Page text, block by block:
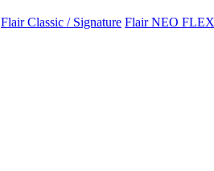
Flair Classic / Signature Flair NEO FLEX